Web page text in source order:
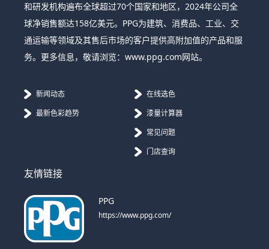
和研发机构遍布全球超过70个国家和地区，2024年公司全
球净销售额达158亿美元。PPG为建筑、消费品、工业、交
通运输等领域及其售后市场的客户提供高附加值的产品和服
务。更多信息，敬请浏览：www.ppg.com网站。
新闻动态
最新色彩趋势
在线选色
漆量计算器
常见问题
门店查询
友情链接
PPG
https://www.ppg.com/